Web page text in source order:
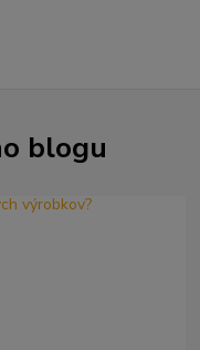
blogu